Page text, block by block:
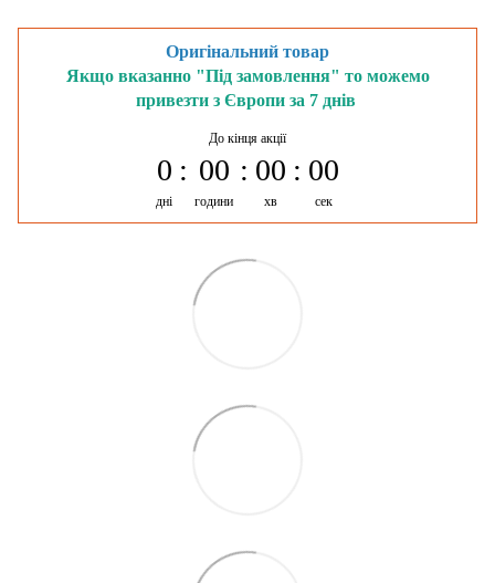
Оригінальний товар
Якщо вказанно "Під замовлення" то можемо
привезти з Європи за 7 днів
До кінця акції
0
дні
00
години
00
хв
00
сек